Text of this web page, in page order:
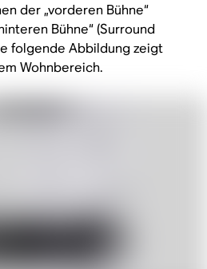
der „vorderen Bühne“
Bühne“ (Surround
folgende Abbildung zeigt
Wohnbereich.